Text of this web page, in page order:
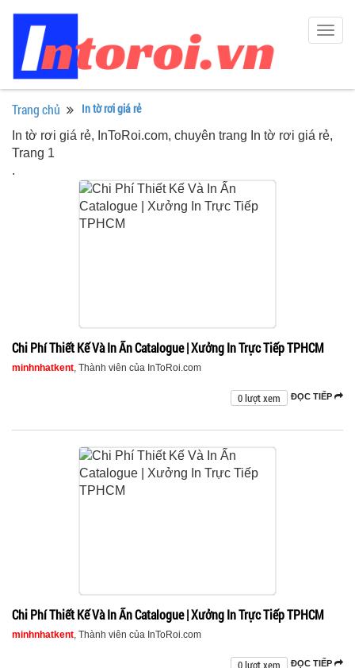
Trang chủ In tờ rơi giá rẻ
In tờ rơi giá rẻ, InToRoi.com, chuyên trang In tờ rơi giá rẻ,
Trang 1
.
Chi Phí Thiết Kế Và In Ấn Catalogue | Xưởng In Trực Tiếp TPHCM
minhnhatkent , Thành viên của InToRoi.com
ĐỌC TIẾP
0 lượt xem
Chi Phí Thiết Kế Và In Ấn Catalogue | Xưởng In Trực Tiếp TPHCM
minhnhatkent , Thành viên của InToRoi.com
ĐỌC TIẾP
0 lượt xem